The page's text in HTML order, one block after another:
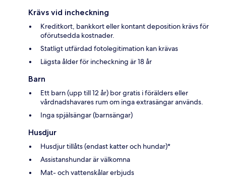
Krävs vid incheckning
Kreditkort, bankkort eller kontant deposition krävs för
oförutsedda kostnader.
Statligt utfärdad fotolegitimation kan krävas
Lägsta ålder för incheckning är 18 år
Barn
Ett barn (upp till 12 år) bor gratis i förälders eller
vårdnadshavares rum om inga extrasängar används.
Inga spjälsängar (barnsängar)
Husdjur
Husdjur tillåts (endast katter och hundar)*
Assistanshundar är välkomna
Mat- och vattenskålar erbjuds